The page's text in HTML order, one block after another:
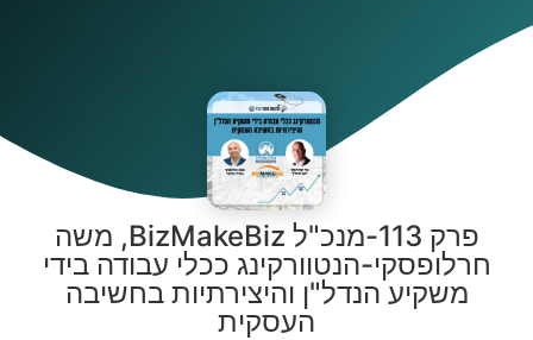
פרק 113-מנכ"ל BizMakeBiz, משה
חרלופסקי-הנטוורקינג ככלי עבודה בידי
משקיע הנדל"ן והיצירתיות בחשיבה
העסקית